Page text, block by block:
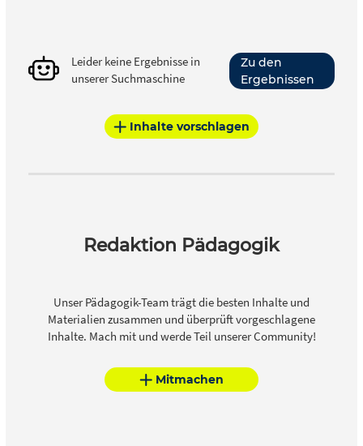
Leider keine Ergebnisse in
unserer Suchmaschine
Zu den
Ergebnissen
Inhalte vorschlagen
Redaktion Pädagogik
Unser Pädagogik-Team trägt die besten Inhalte und
Materialien zusammen und überprüft vorgeschlagene
Inhalte. Mach mit und werde Teil unserer Community!
Mitmachen